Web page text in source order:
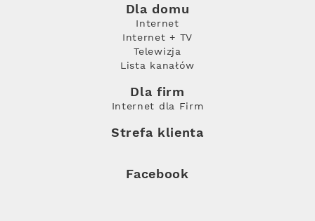
Dla domu
Internet
Internet + TV
Telewizja
Lista kanałów
Dla firm
Internet dla Firm
Strefa klienta
Facebook